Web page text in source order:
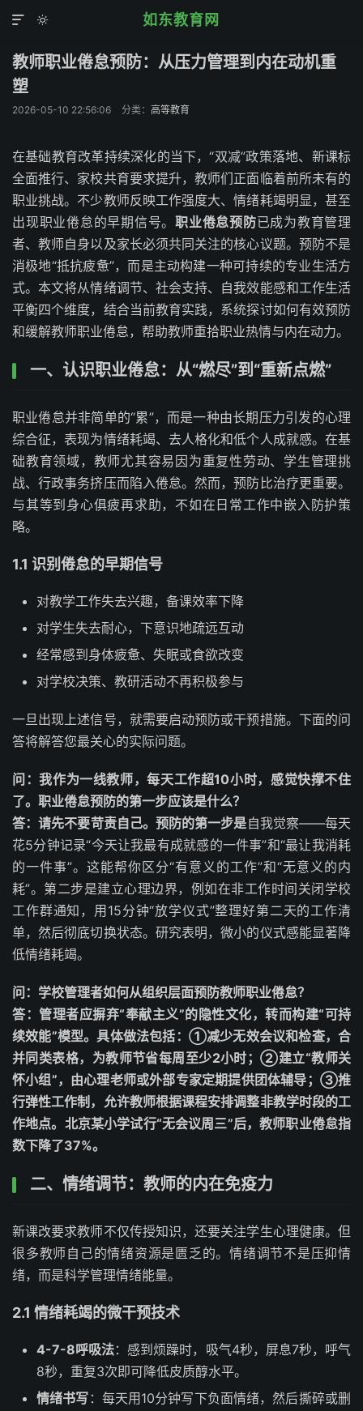
如东教育网


教师职业倦怠预防：从压力管理到内在动机重
塑
2026-05-10 22:56:06 分类： 高等教育
在基础教育改革持续深化的当下，“双减”政策落地、新课标
全面推行、家校共育要求提升，教师们正面临着前所未有的
职业挑战。不少教师反映工作强度大、情绪耗竭明显，甚至
出现职业倦怠的早期信号。 职业倦怠预防已成为教育管理
者、教师自身以及家长必须共同关注的核心议题。预防不是
消极地“抵抗疲惫”，而是主动构建一种可持续的专业生活方
式。本文将从情绪调节、社会支持、自我效能感和工作生活
平衡四个维度，结合当前教育实践，系统探讨如何有效预防
和缓解教师职业倦怠，帮助教师重拾职业热情与内在动力。
一、认识职业倦怠：从“燃尽”到“重新点燃”
职业倦怠并非简单的“累”，而是一种由长期压力引发的心理
综合征，表现为情绪耗竭、去人格化和低个人成就感。在基
础教育领域，教师尤其容易因为重复性劳动、学生管理挑
战、行政事务挤压而陷入倦怠。然而，预防比治疗更重要。
与其等到身心俱疲再求助，不如在日常工作中嵌入防护策
略。
1.1 识别倦怠的早期信号
对教学工作失去兴趣，备课效率下降
对学生失去耐心，下意识地疏远互动
经常感到身体疲惫、失眠或食欲改变
对学校决策、教研活动不再积极参与
一旦出现上述信号，就需要启动预防或干预措施。下面的问
答将解答您最关心的实际问题。
问：我作为一线教师，每天工作超10小时，感觉快撑不住
了。职业倦怠预防的第一步应该是什么？
答：请先不要苛责自己。预防的第一步是自我觉察——每天
花5分钟记录“今天让我最有成就感的一件事”和“最让我消耗
的一件事”。这能帮你区分“有意义的工作”和“无意义的内
耗”。第二步是建立心理边界，例如在非工作时间关闭学校
工作群通知，用15分钟“放学仪式”整理好第二天的工作清
单，然后彻底切换状态。研究表明，微小的仪式感能显著降
低情绪耗竭。
问：学校管理者如何从组织层面预防教师职业倦怠？
答：管理者应摒弃“奉献主义”的隐性文化，转而构建“可持
续效能”模型。具体做法包括：①减少无效会议和检查，合
并同类表格，为教师节省每周至少2小时；②建立“教师关
怀小组”，由心理老师或外部专家定期提供团体辅导；③推
行弹性工作制，允许教师根据课程安排调整非教学时段的工
作地点。北京某小学试行“无会议周三”后，教师职业倦怠指
数下降了37%。
二、情绪调节：教师的内在免疫力
新课改要求教师不仅传授知识，还要关注学生心理健康。但
很多教师自己的情绪资源是匮乏的。情绪调节不是压抑情
绪，而是科学管理情绪能量。
2.1 情绪耗竭的微干预技术
4-7-8呼吸法：感到烦躁时，吸气4秒，屏息7秒，呼气
8秒，重复3次即可降低皮质醇水平。
情绪书写 ：每天用10分钟写下负面情绪，然后撕碎或删